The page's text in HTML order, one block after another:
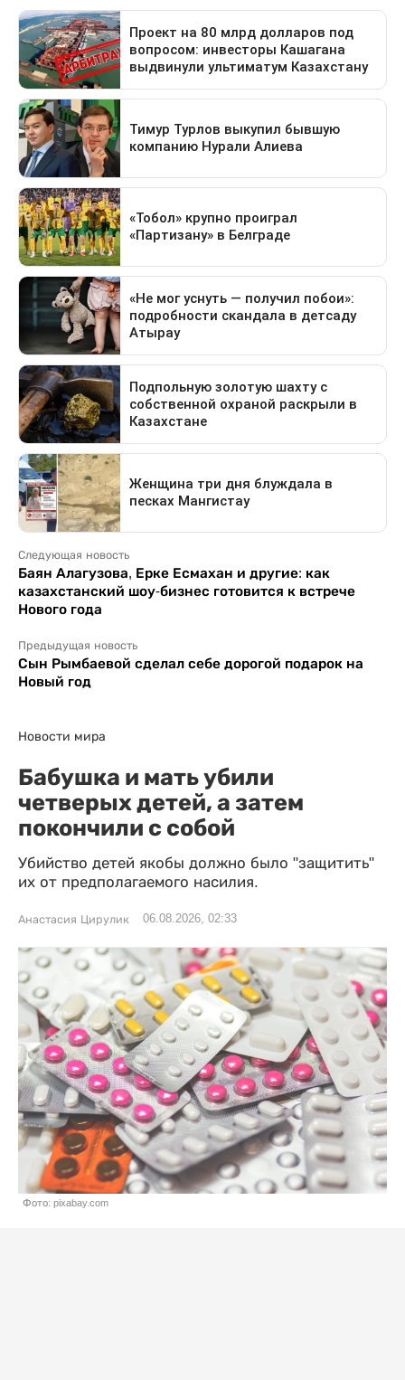
Следующая новость
Баян Алагузова, Ерке Есмахан и другие: как
казахстанский шоу-бизнес готовится к встрече
Нового года
Предыдущая новость
Сын Рымбаевой сделал себе дорогой подарок на
Новый год
Новости мира
Бабушка и мать убили
четверых детей, а затем
покончили с собой
Убийство детей якобы должно было "защитить"
их от предполагаемого насилия.
Анастасия Цирулик 06.08.2026, 02:33
Фото: pixabay.com